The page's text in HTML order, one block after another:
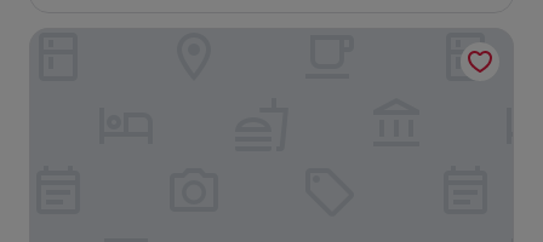
de
156 €